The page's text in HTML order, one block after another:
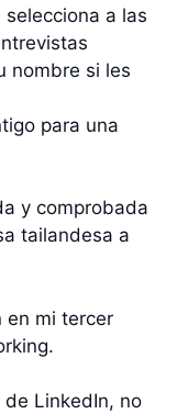
a las
nombre si les
para una
y comprobada
tailandesa a
en mi tercer
LinkedIn, no